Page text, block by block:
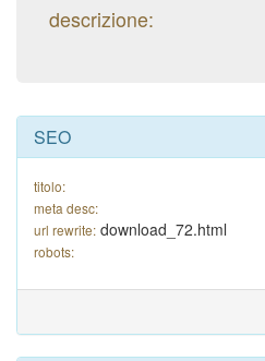
descrizione:
SEO
titolo:
meta desc:
url rewrite: download_72.html
robots: